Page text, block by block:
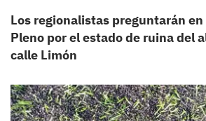
Los regionalistas preguntarán
Pleno por el estado de ruina del
calle Limón